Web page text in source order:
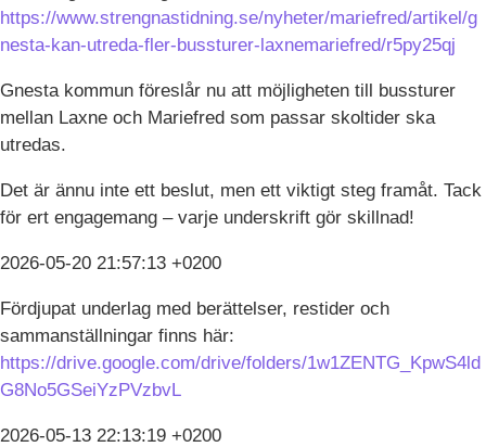
https://www.strengnastidning.se/nyheter/mariefred/artikel/g
nesta-kan-utreda-fler-bussturer-laxnemariefred/r5py25qj
Gnesta kommun föreslår nu att möjligheten till bussturer
mellan Laxne och Mariefred som passar skoltider ska
utredas.
Det är ännu inte ett beslut, men ett viktigt steg framåt. Tack
för ert engagemang – varje underskrift gör skillnad!
2026-05-20 21:57:13 +0200
Fördjupat underlag med berättelser, restider och
sammanställningar finns här:
https://drive.google.com/drive/folders/1w1ZENTG_KpwS4ld
G8No5GSeiYzPVzbvL
2026-05-13 22:13:19 +0200